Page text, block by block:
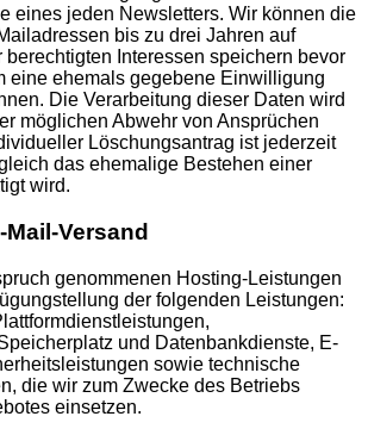
eines jeden Newsletters. Wir können die
bis zu drei Jahren auf
berechtigten Interessen speichern bevor
eine ehemals gegebene Einwilligung
Die Verarbeitung dieser Daten wird
möglichen Abwehr von Ansprüchen
Löschungsantrag ist jederzeit
das ehemalige Bestehen einer
wird.
Versand
genommenen Hosting-Leistungen
der folgenden Leistungen:
und Datenbankdienste, E-
sowie technische
die wir zum Zwecke des Betriebs
einsetzen.